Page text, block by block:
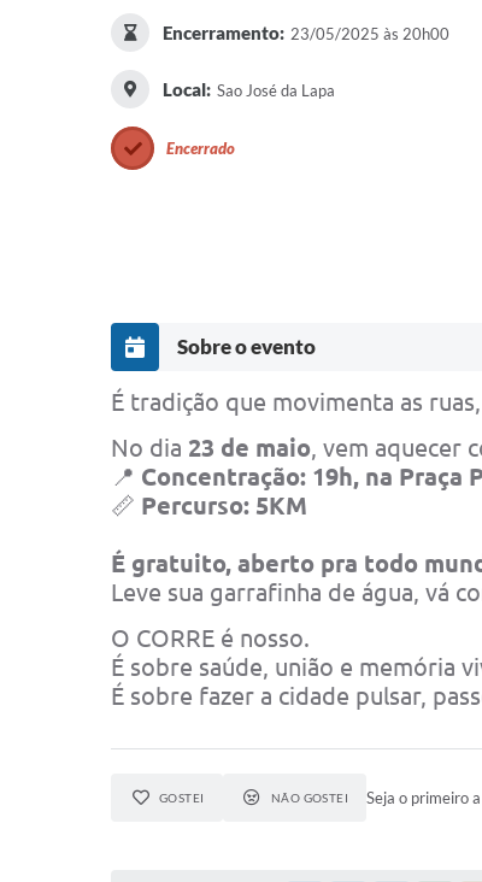
Encerramento: 23/05/2025 às 20h00
Local: Sao José da Lapa
Encerrado
Sobre o evento
É tradição que movimenta as
No dia 23 de maio, vem aquecer
📍 Concentração: 19h, na Praça
📏 Percurso: 5KM
É gratuito, aberto pra todo
Leve sua garrafinha de água, vá
O CORRE é nosso.
É sobre saúde, união e memória
É sobre fazer a cidade pulsar,
GOSTEI NÃO GOSTEI Seja o primeiro